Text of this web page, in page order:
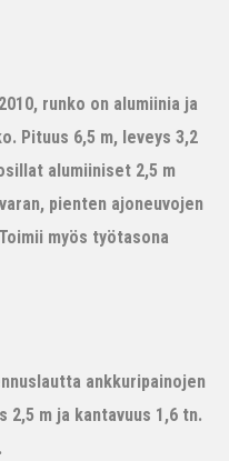
runko on alumiinia ja
Pituus 6,5 m, leveys 3,2
alumiiniset 2,5 m
pienten ajoneuvojen
myös työtasona
ankkuripainojen
2,5 m ja kantavuus 1,6 tn.